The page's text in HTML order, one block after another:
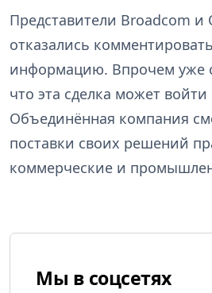
Представители Broadcom и
отказались
информацию. Впрочем уже
что эта сделка может
Объединённая компания
поставки своих решений
коммерческие и
Мы в соцсетях